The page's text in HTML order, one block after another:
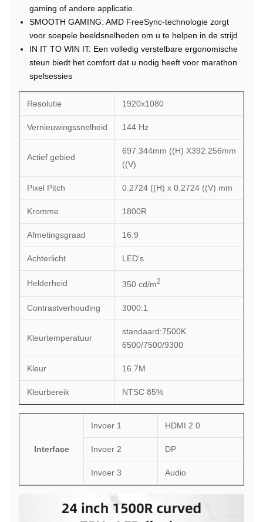
gaming of andere applicatie.
SMOOTH GAMING: AMD FreeSync-technologie zorgt
voor soepele beeldsnelheden om u te helpen in de strijd
IN IT TO WIN IT: Een volledig verstelbare ergonomische
steun biedt het comfort dat u nodig heeft voor marathon
spelsessies
Resolutie 1920x1080
Vernieuwingssnelheid 144 Hz
Actief gebied
697.344mm ((H) X392.256mm
((V)
Pixel Pitch 0.2724 ((H) x 0.2724 ((V) mm
Kromme 1800R
Afmetingsgraad 16:9
Achterlicht LED's
Helderheid 350 cd/m2
Contrastverhouding 3000:1
Kleurtemperatuur
standaard:7500K
6500/7500/9300
Kleur 16.7M
Kleurbereik NTSC 85%
Interface
Invoer 1 HDMI 2.0
Invoer 2 DP
Invoer 3 Audio